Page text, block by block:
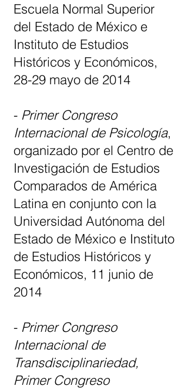
Escuela Normal Superior
del Estado de México e
Instituto de Estudios
Históricos y Económicos,
28-29 mayo de 2014
- Primer Congreso
Internacional de Psicología,
organizado por el Centro de
Investigación de Estudios
Comparados de América
Latina en conjunto con la
Universidad Autónoma del
Estado de México e Instituto
de Estudios Históricos y
Económicos, 11 junio de
2014
- Primer Congreso
Internacional de
Transdisciplinariedad,
Primer Congreso